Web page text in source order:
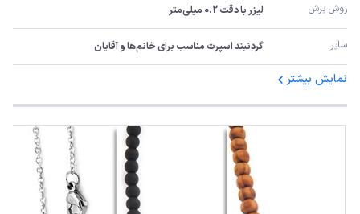
روش برش لیزر با دقت 0.2 میلی‌متر
سایر گردنبند اسپرت مناسب برای خانم‌ها و آقایان
نمایش بیشتر